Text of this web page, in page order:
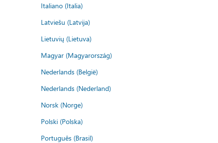
Italiano (Italia)
Latviešu (Latvija)
Lietuvių (Lietuva)
Magyar (Magyarország)
Nederlands (België)
Nederlands (Nederland)
Norsk (Norge)
Polski (Polska)
Português (Brasil)